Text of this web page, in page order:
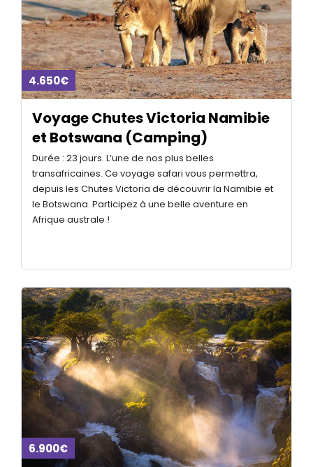
4.650€
Voyage Chutes Victoria Namibie
et Botswana (Camping)
Durée : 23 jours. L’une de nos plus belles
transafricaines. Ce voyage safari vous permettra,
depuis les Chutes Victoria de découvrir la Namibie et
le Botswana. Participez à une belle aventure en
Afrique australe !
6.900€